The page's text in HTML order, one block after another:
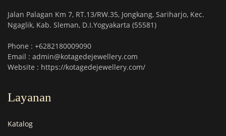
Jalan Palagan Km 7, RT.13/RW.35, Jongkang, Sariharjo, Kec.
Ngaglik, Kab. Sleman, D.I.Yogyakarta (55581)
Phone : +6282180009090
Email : admin@kotagedejewellery.com
Website : https://kotagedejewellery.com/
Layanan
Katalog